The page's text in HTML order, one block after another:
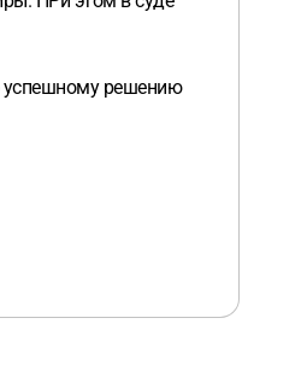
успешному решению